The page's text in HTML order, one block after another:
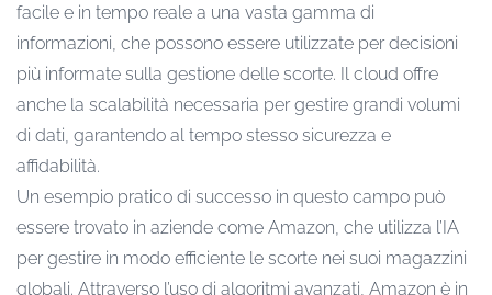
facile e in tempo reale a una vasta gamma di
informazioni, che possono essere utilizzate per decisioni
più informate sulla gestione delle scorte. Il cloud offre
anche la scalabilità necessaria per gestire grandi volumi
di dati, garantendo al tempo stesso sicurezza e
affidabilità.
Un esempio pratico di successo in questo campo può
essere trovato in aziende come Amazon, che utilizza l’IA
per gestire in modo efficiente le scorte nei suoi magazzini
globali. Attraverso l’uso di algoritmi avanzati, Amazon è in